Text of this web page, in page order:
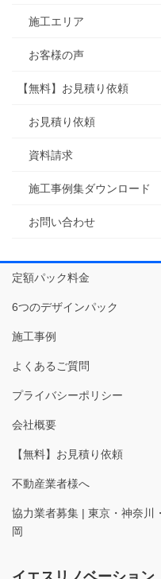
施工エリア
お客様の声
【無料】お見積り依頼
お見積り依頼
資料請求
施工事例集ダウンロード
お問い合わせ
定額パック料金
6つのデザインパック
施工事例
よくあるご質問
プライバシーポリシー
会社概要
【無料】お見積り依頼
不動産業者様へ
協力業者募集 | 東京・神奈川
岡